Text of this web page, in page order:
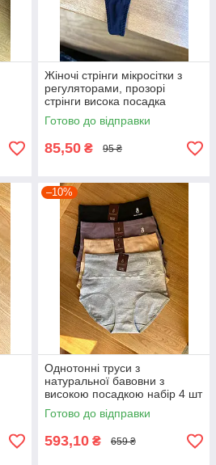
Жіночі стрінги мікросітки з
регуляторами, прозорі
стрінги висока посадка
Готово до відправки
85,50 ₴ 95 ₴
–10%
Однотонні труси з
натуральної бавовни з
високою посадкою набір 4 шт
Готово до відправки
593,10 ₴ 659 ₴